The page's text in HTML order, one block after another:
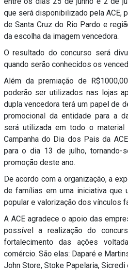
que será disponibilizado pela ACE,
de Santa Cruz do Rio Pardo e
da escolha da imagem vencedora.
O resultado do concurso será
quando serão conhecidos os
Além da premiação de
poderão ser utilizados nas lojas
dupla vencedora terá um papel de
promocional da entidade para a
será utilizada em todo o
Campanha do Dia dos Pais da
para o dia 13 de julho, tornando-
promoção deste ano.
De acordo com a organização, a
de famílias em uma iniciativa que
popular e valorização dos vínculos
A ACE agradece o apoio das
possível a realização do
fortalecimento das ações
comércio. São elas: Daparé e
John Store, Stoke Papelaria, Sicredi